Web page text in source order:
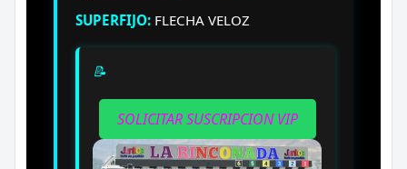
SUPERFIJO: FLECHA VELOZ
📝
SOLICITAR SUSCRIPCION VIP